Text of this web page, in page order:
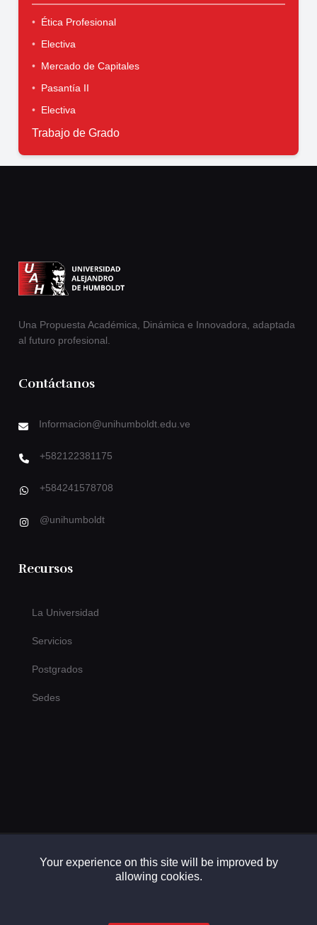
Ética Profesional
Electiva
Mercado de Capitales
Pasantía II
Electiva
Trabajo de Grado
Una Propuesta Académica, Dinámica e Innovadora, adaptada
al futuro profesional.
Contáctanos
Informacion@unihumboldt.edu.ve
+582122381175
+584241578708
@unihumboldt
Recursos
La Universidad
Servicios
Postgrados
Sedes
Copyright © 2026. Universidad Alejandro Humboldt
Your experience on this site will be improved by
allowing cookies.